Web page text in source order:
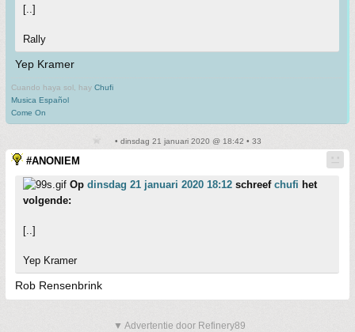
[..]
Rally
Yep Kramer
Cuando haya sol, hay Chufi
Musica Español
Come On
• dinsdag 21 januari 2020 @ 18:42 • 33
#ANONIEM
Op dinsdag 21 januari 2020 18:12 schreef chufi het
volgende:
[..]
Yep Kramer
Rob Rensenbrink
▼ Advertentie door Refinery89